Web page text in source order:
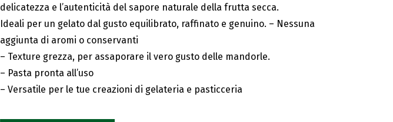
delicatezza e l’autenticità del sapore naturale della frutta secca.
Ideali per un gelato dal gusto equilibrato, raffinato e genuino. – Nessuna
aggiunta di aromi o conservanti
– Texture grezza, per assaporare il vero gusto delle mandorle.
– Pasta pronta all’uso
– Versatile per le tue creazioni di gelateria e pasticceria